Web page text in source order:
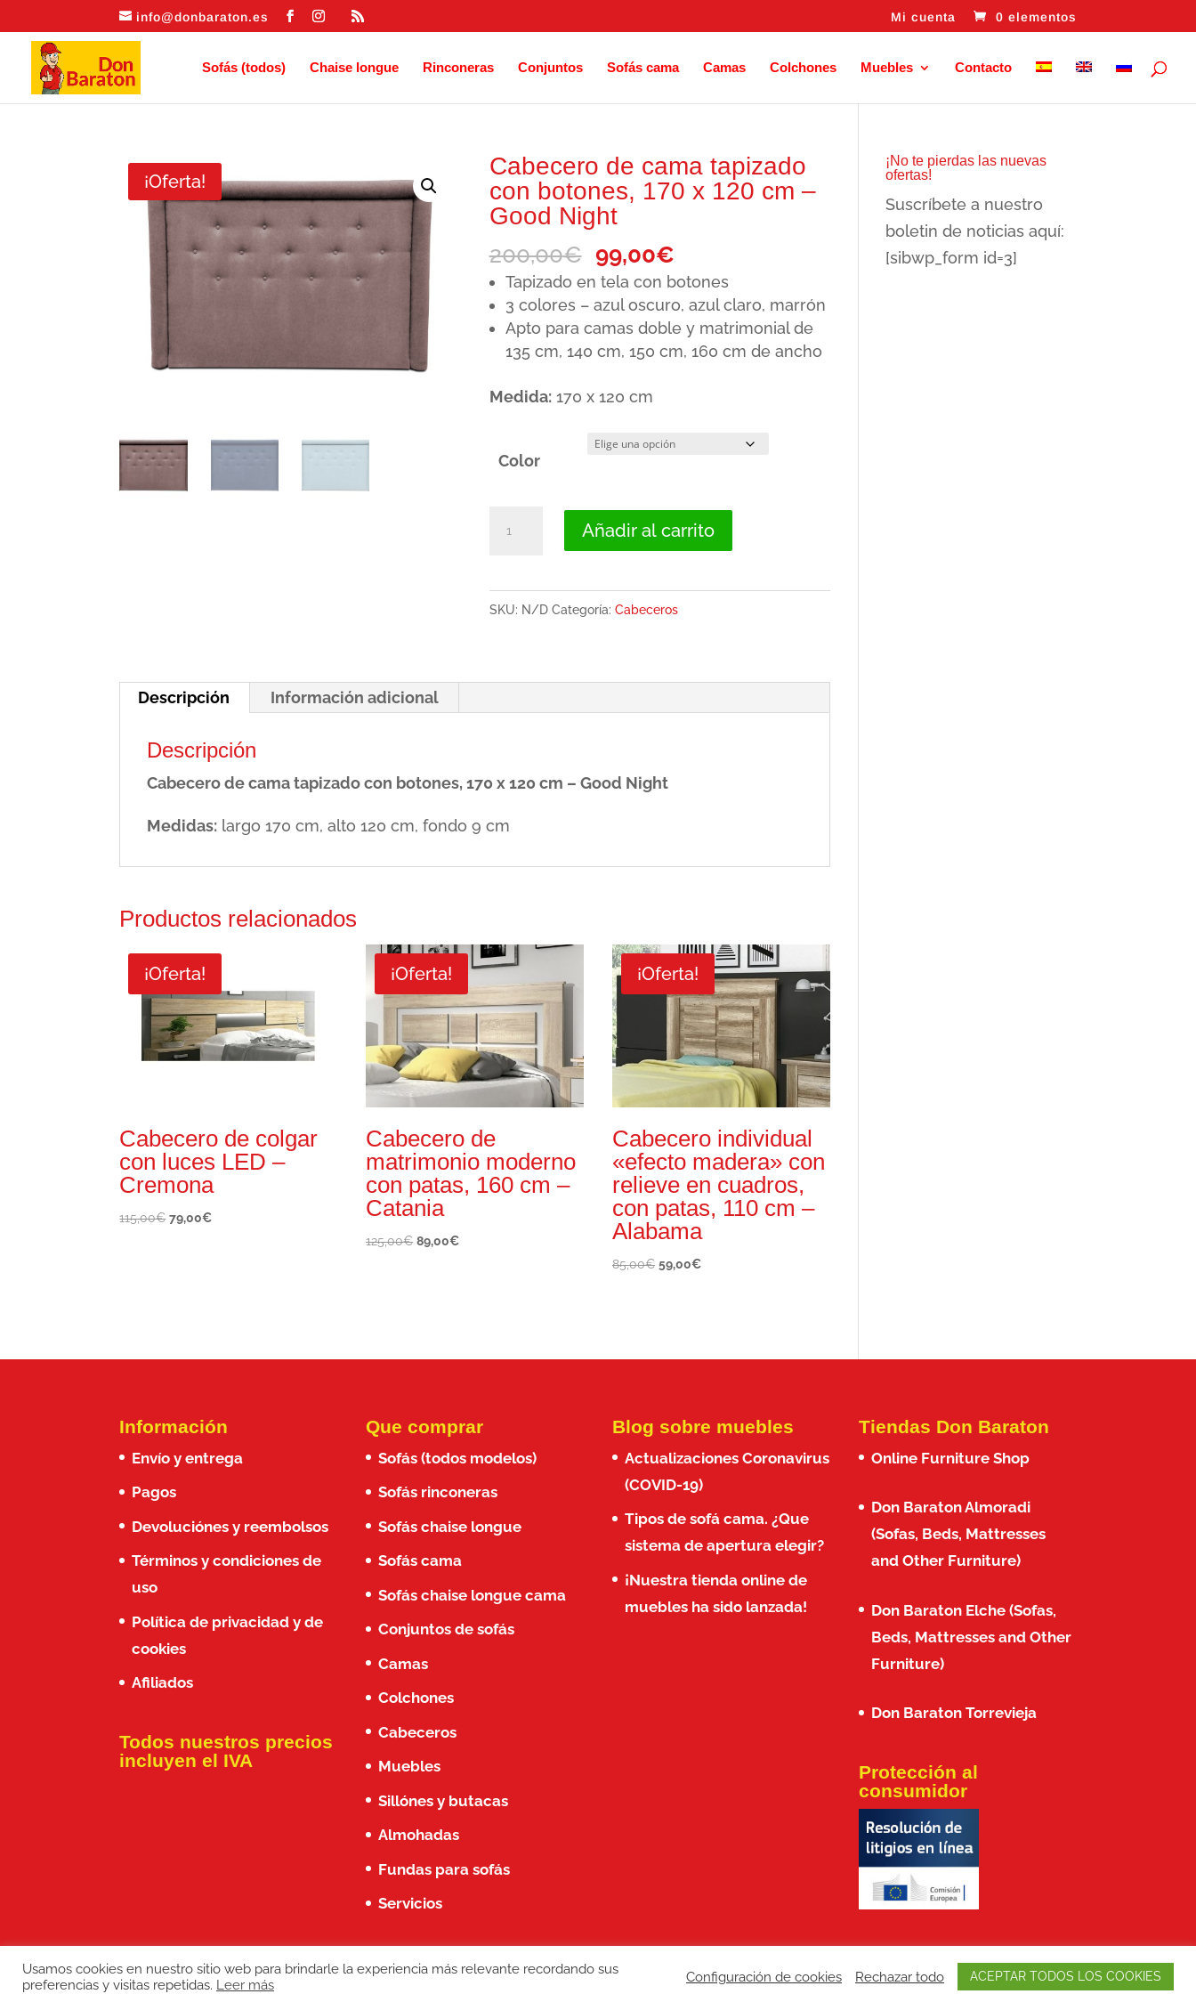
info@donbaraton.es Mi cuenta 0 elementos
Sofás (todos) Chaise longue Rinconeras Conjuntos Sofás cama Camas Colchones Muebles Contacto
¡Oferta!
Cabecero de cama tapizado
con botones, 170 x 120 cm –
Good Night
200,00€ El
precio
original
era:
200,00€.
99,00€El
precio
actual
es:
99,00€.
Tapizado en tela con botones
3 colores – azul oscuro, azul claro, marrón
Apto para camas doble y matrimonial de
135 cm, 140 cm, 150 cm, 160 cm de ancho
Medida:170 x 120 cm
Color
170
-
cantidad
Añadir al carrito
SKU: N/D Categoría: Cabeceros
Descripción Información adicional
Descripción
Cabecero de cama tapizado con botones, 170 x 120 cm – Good Night
Medidas: largo 170 cm, alto 120 cm, fondo 9 cm
Productos relacionados
¡Oferta!
Cabecero de colgar
con luces LED –
Cremona
115,00€ El
79,00€El
¡Oferta!
Cabecero de
matrimonio moderno
con patas, 160 cm –
Catania
125,00€ El
89,00€El
¡Oferta!
Cabecero individual
«efecto madera» con
relieve en cuadros,
con patas, 110 cm –
Alabama
85,00€ El
59,00€El
¡No te pierdas las nuevas
ofertas!
Suscríbete a nuestro
boletin de noticias aquí:
[sibwp_form id=3]
Información
Envío y entrega
Pagos
Devoluciónes y reembolsos
Términos y condiciones de
uso
Política de privacidad y de
cookies
Afiliados
Todos nuestros precios
incluyen el IVA
Que comprar
Sofás (todos modelos)
Sofás rinconeras
Sofás chaise longue
Sofás cama
Sofás chaise longue cama
Conjuntos de sofás
Camas
Colchones
Cabeceros
Muebles
Sillónes y butacas
Almohadas
Fundas para sofás
Servicios
Blog sobre muebles
Actualizaciones Coronavirus
(COVID-19)
Tipos de sofá cama. ¿Que
sistema de apertura elegir?
¡Nuestra tienda online de
muebles ha sido lanzada!
Tiendas Don Baraton
Online Furniture Shop
Don Baraton Almoradi
(Sofas, Beds, Mattresses
and Other Furniture)
Don Baraton Elche (Sofas,
Beds, Mattresses and Other
Furniture)
Don Baraton Torrevieja
Protección al
consumidor
Copyright: Don Baraton © 2017 · Branding, diseño web, manutención de sitios web, redes sociales y posicionamiento SEO:LEPUNTO
Usamos cookies en nuestro sitio web para brindarle la experiencia más relevante recordando sus
preferencias y visitas repetidas. Leer más
Configuración de cookies Rechazar todo ACEPTAR TODOS LOS COOKIES